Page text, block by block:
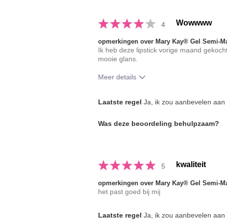
4 Wowwww
opmerkingen over Mary Kay® Gel Semi-
Ik heb deze lipstick vorige maand
mooie glans.
Meer details
Hoe bevalt je het product in
je gebruikte merken decoratieve
Laatste regel Ja, ik zou aanbevelen
Was deze beoordeling behulpzaam?
5 kwaliteit
opmerkingen over Mary Kay® Gel Semi-
het past goed bij mij
Laatste regel Ja, ik zou aanbevelen